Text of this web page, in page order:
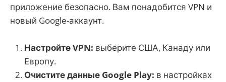
приложение безопасно. Вам понадобится VPN и
новый Google-аккаунт.
Настройте VPN: выберите США, Канаду или
Европу.
Очистите данные Google Play: в настройках